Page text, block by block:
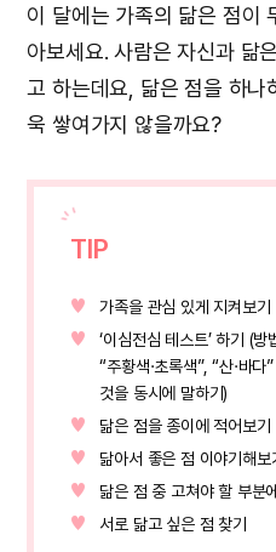
이 달에는 가족의 닮은 점이
아보세요. 사람은 자신과 닮
고 하는데요, 닮은 점을 하나
욱 쌓여가지 않을까요?
TIP
가족을 관심 있게 지켜보기
‘이심전심 테스트’ 하기 (방
“주황색·초록색”, “산·바
것을 동시에 말하기)
닮은 점을 종이에 적어보기
닮아서 좋은 점 이야기해보
닮은 점 중 고쳐야 할 부분
서로 닮고 싶은 점 찾기